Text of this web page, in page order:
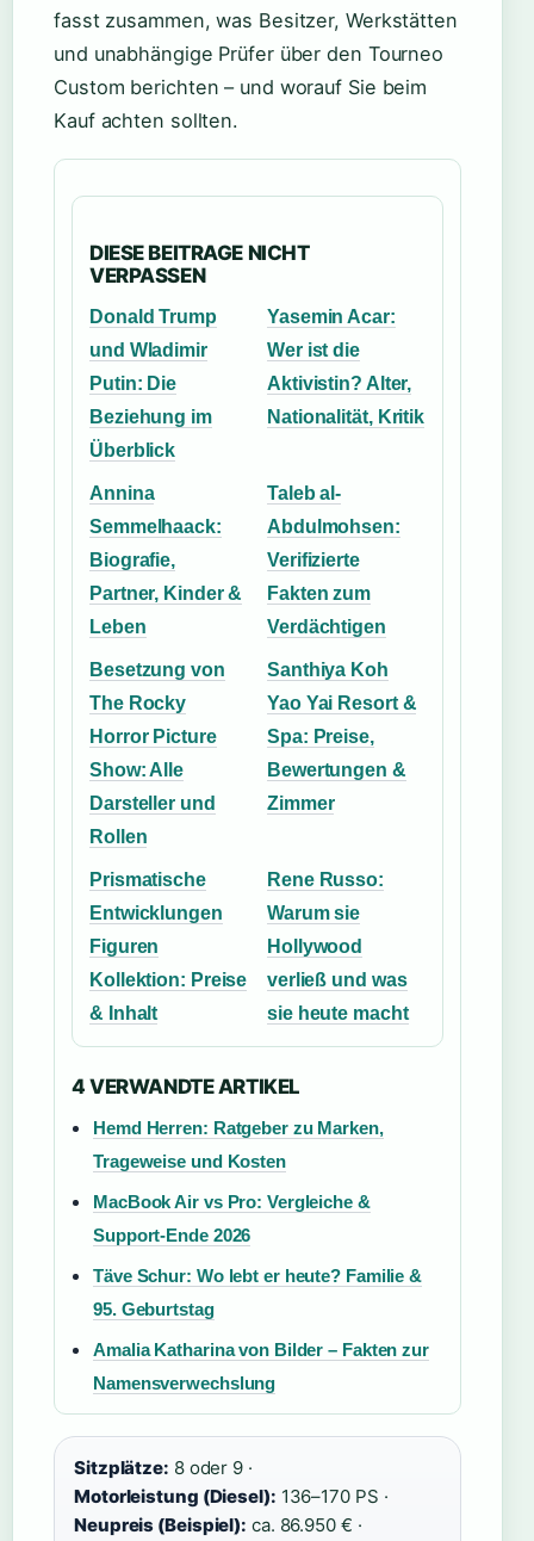
fasst zusammen, was Besitzer, Werkstätten
und unabhängige Prüfer über den Tourneo
Custom berichten – und worauf Sie beim
Kauf achten sollten.
DIESE BEITRAGE NICHT
VERPASSEN
Donald Trump
und Wladimir
Putin: Die
Beziehung im
Überblick
Yasemin Acar:
Wer ist die
Aktivistin? Alter,
Nationalität, Kritik
Annina
Semmelhaack:
Biografie,
Partner, Kinder &
Leben
Taleb al-
Abdulmohsen:
Verifizierte
Fakten zum
Verdächtigen
Besetzung von
The Rocky
Horror Picture
Show: Alle
Darsteller und
Rollen
Santhiya Koh
Yao Yai Resort &
Spa: Preise,
Bewertungen &
Zimmer
Prismatische
Entwicklungen
Figuren
Kollektion: Preise
& Inhalt
Rene Russo:
Warum sie
Hollywood
verließ und was
sie heute macht
4 VERWANDTE ARTIKEL
Hemd Herren: Ratgeber zu Marken,
Trageweise und Kosten
MacBook Air vs Pro: Vergleiche &
Support-Ende 2026
Täve Schur: Wo lebt er heute? Familie &
95. Geburtstag
Amalia Katharina von Bilder – Fakten zur
Namensverwechslung
Sitzplätze: 8 oder 9 ·
Motorleistung (Diesel): 136–170 PS ·
Neupreis (Beispiel): ca. 86.950 € ·